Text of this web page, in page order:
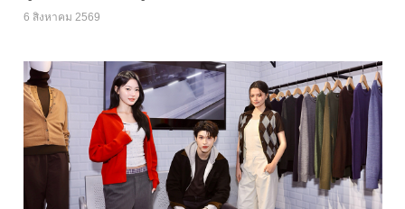
6 สิงหาคม 2569